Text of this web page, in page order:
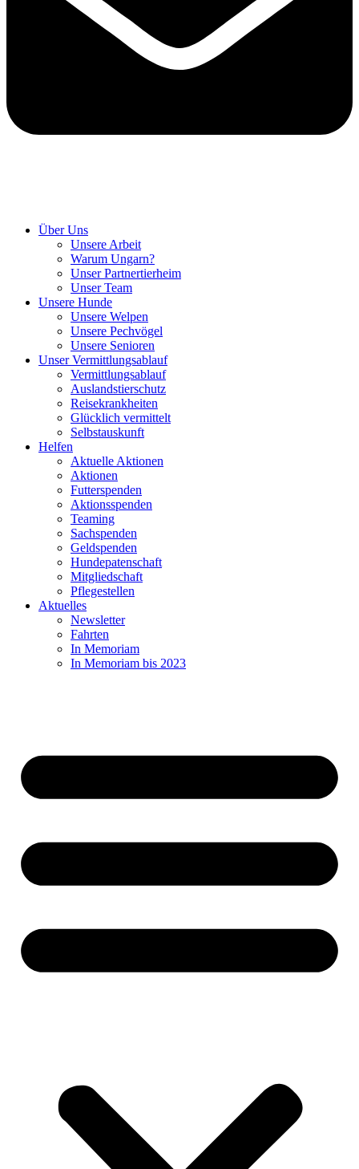
Über Uns
Unsere Arbeit
Warum Ungarn?
Unser Partnertierheim
Unser Team
Unsere Hunde
Unsere Welpen
Unsere Pechvögel
Unsere Senioren
Unser Vermittlungsablauf
Vermittlungsablauf
Auslandstierschutz
Reisekrankheiten
Glücklich vermittelt
Selbstauskunft
Helfen
Aktuelle Aktionen
Aktionen
Futterspenden
Aktionsspenden
Teaming
Sachspenden
Geldspenden
Hundepatenschaft
Mitgliedschaft
Pflegestellen
Aktuelles
Newsletter
Fahrten
In Memoriam
In Memoriam bis 2023